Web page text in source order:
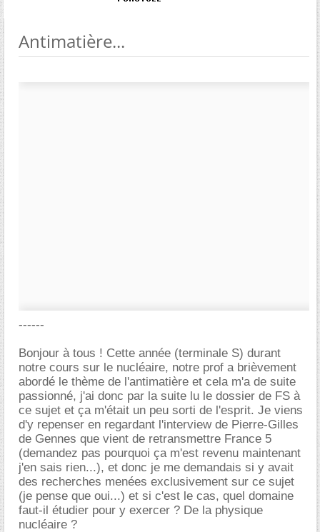
Antimatière...
------
Bonjour à tous ! Cette année (terminale S) durant
notre cours sur le nucléaire, notre prof a brièvement
abordé le thème de l'antimatière et cela m'a de suite
passionné, j'ai donc par la suite lu le dossier de FS à
ce sujet et ça m'était un peu sorti de l'esprit. Je viens
d'y repenser en regardant l'interview de Pierre-Gilles
de Gennes que vient de retransmettre France 5
(demandez pas pourquoi ça m'est revenu maintenant
j'en sais rien...), et donc je me demandais si y avait
des recherches menées exclusivement sur ce sujet
(je pense que oui...) et si c'est le cas, quel domaine
faut-il étudier pour y exercer ? De la physique
nucléaire ?